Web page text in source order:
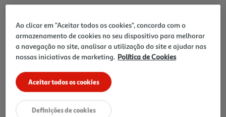
Ir para Homepage
Folhetos
Ao clicar em "Aceitar todos os cookies", concorda com o
armazenamento de cookies no seu dispositivo para melhorar
a navegação no site, analisar a utilização do site e ajudar nas
nossas iniciativas de marketing. Política de Cookies
Aceitar todos os cookies
Definições de cookies